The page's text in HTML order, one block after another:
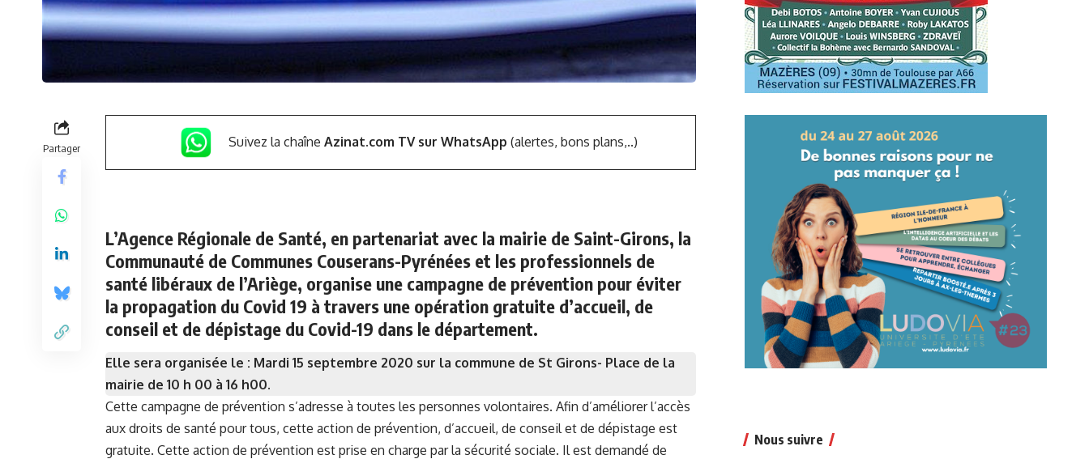
Partager Suivez la chaîne Azinat.com TV sur WhatsApp (alertes, bons plans,..)
L’Agence Régionale de Santé, en partenariat avec la mairie de Saint-Girons, la
Communauté de Communes Couserans-Pyrénées et les professionnels de
santé libéraux de l’Ariège, organise une campagne de prévention pour éviter
la propagation du Covid 19 à travers une opération gratuite d’accueil, de
conseil et de dépistage du Covid-19 dans le département.
Elle sera organisée le : Mardi 15 septembre 2020 sur la commune de St Girons- Place de la
mairie de 10 h 00 à 16 h00.
Cette campagne de prévention s’adresse à toutes les personnes volontaires. Afin d’améliorer l’accès
aux droits de santé pour tous, cette action de prévention, d’accueil, de conseil et de dépistage est
gratuite. Cette action de prévention est prise en charge par la sécurité sociale. Il est demandé de
Nous suivre